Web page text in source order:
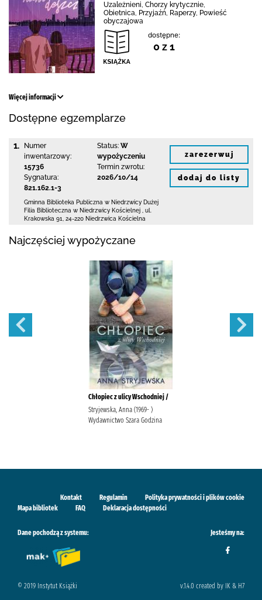
Uzależnieni, Chorzy krytycznie,
Obietnica, Przyjaźń, Raperzy, Powieść
obyczajowa
dostępne:
0 z 1
Więcej informacji
Dostępne egzemplarze
1.
Numer
inwentarzowy:
15736
Sygnatura:
821.162.1-3
Status: W
wypożyczeniu
Termin zwrotu:
2026/10/14
Gminna Biblioteka Publiczna w Niedrzwicy Dużej
Filia Biblioteczna w Niedrzwicy Kościelnej
ul.
Krakowska 91
24-220 Niedrzwica Kościelna
zarezerwuj
dodaj do listy
Najczęściej wypożyczane
Chłopiec z ulicy Wschodniej /
Stryjewska, Anna (1969- )
Wydawnictwo Szara Godzina
Kontakt Regulamin
Polityka prywatności i plików cookie
Mapa bibliotek
FAQ Deklaracja dostępności
Dane pochodzą z systemu: Jesteśmy na:
© 2019 Instytut Książki v.1.4.0 created by IK & H7